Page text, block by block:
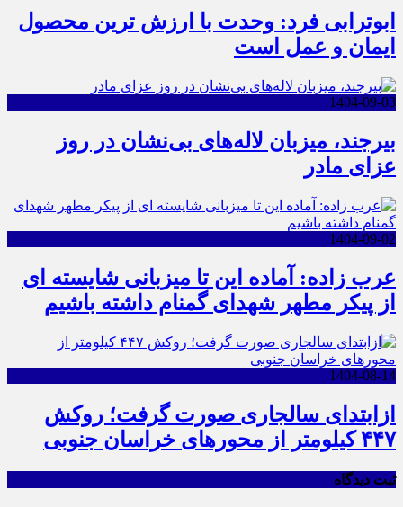
ابوترابی فرد: وحدت با ارزش ترین محصول
ایمان و عمل است
1404-09-03
بیرجند، میزبان لاله‌های بی‌نشان در روز
عزای مادر
1404-09-02
عرب زاده: آماده این تا میزبانی شایسته ای
از پیکر مطهر شهدای گمنام داشته باشیم
1404-08-14
ازابتدای سالجاری صورت گرفت؛ روکش
۴۴۷ کیلومتر از محورهای خراسان جنوبی
ثبت دیدگاه